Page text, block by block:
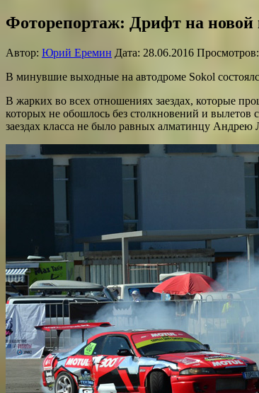
Фоторепортаж: Дрифт на новой
Автор: Юрий Еремин Дата: 28.06.2016
В минувшие выходные на автодроме Sokol
В жарких во всех отношениях заездах, которые
которых не обошлось без столкновений и вылетов
заездах класса не было равных алматинцу